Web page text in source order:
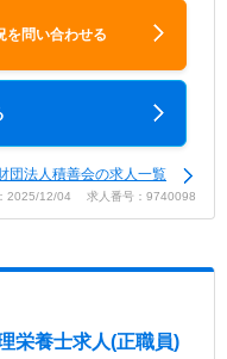
を問い合わせる
団法人積善会の求人一覧
2025/12/04 求人番号：9740098
栄養士求人(正職員)